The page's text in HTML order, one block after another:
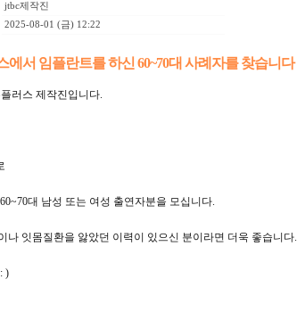
jtbc제작진
2025-08-01 (금) 12:22
에서 임플란트를 하신 60~70대 사례자를 찾습니다
러스 제작진입니다.
대 남성 또는 여성 출연자분을 모십니다.
나 잇몸질환을 앓았던 이력이 있으신 분이라면 더욱 좋습니다.
)